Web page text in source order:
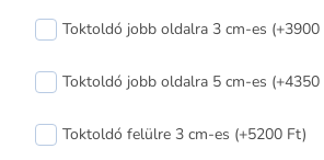
Toktoldó jobb oldalra 3 cm-es (+3900
Toktoldó jobb oldalra 5 cm-es (+4350
Toktoldó felülre 3 cm-es (+5200 Ft)
170x150
mennyiség